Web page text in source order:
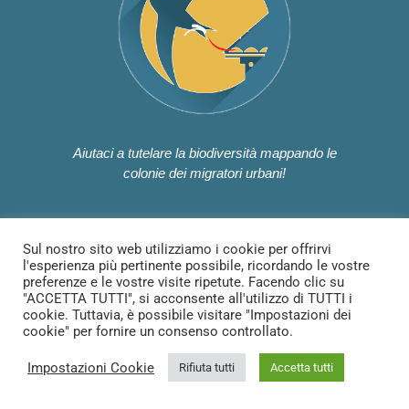
Aiutaci a tutelare la biodiversità mappando le
colonie dei migratori urbani!
Contattaci
Sul nostro sito web utilizziamo i cookie per offrirvi
l'esperienza più pertinente possibile, ricordando le vostre
preferenze e le vostre visite ripetute. Facendo clic su
"ACCETTA TUTTI", si acconsente all'utilizzo di TUTTI i
cookie. Tuttavia, è possibile visitare "Impostazioni dei
cookie" per fornire un consenso controllato.
Impostazioni Cookie Rifiuta tutti Accetta tutti